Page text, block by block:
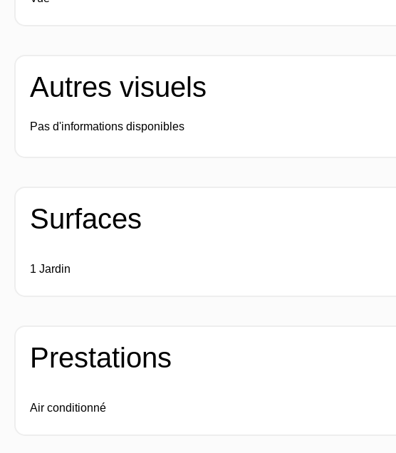
Autres visuels
Pas d'informations disponibles
Surfaces
1 Jardin
Prestations
Air conditionné